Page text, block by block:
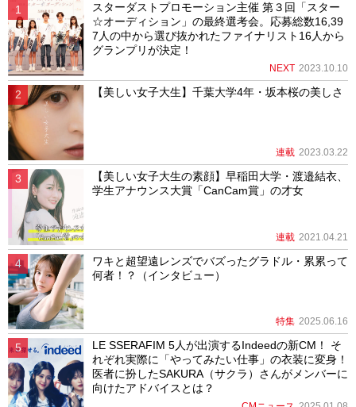
スターダストプロモーション主催 第３回「スター
☆オーディション」の最終選考会。応募総数16,39
7人の中から選び抜かれたファイナリスト16人から
グランプリが決定！
NEXT 2023.10.10
【美しい女子大生】千葉大学4年・坂本桜の美しさ
連載 2023.03.22
【美しい女子大生の素顔】早稲田大学・渡邉結衣、
学生アナウンス大賞「CanCam賞」の才女
連載 2021.04.21
ワキと超望遠レンズでバズったグラドル・累累って
何者！？（インタビュー）
特集 2025.06.16
LE SSERAFIM 5人が出演するIndeedの新CM！ そ
れぞれ実際に「やってみたい仕事」の衣装に変身！
医者に扮したSAKURA（サクラ）さんがメンバーに
向けたアドバイスとは？